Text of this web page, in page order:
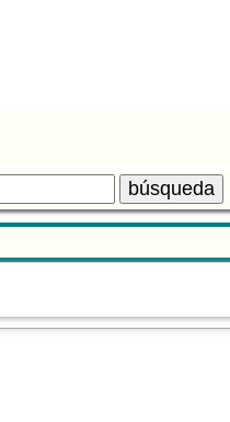
búsqueda